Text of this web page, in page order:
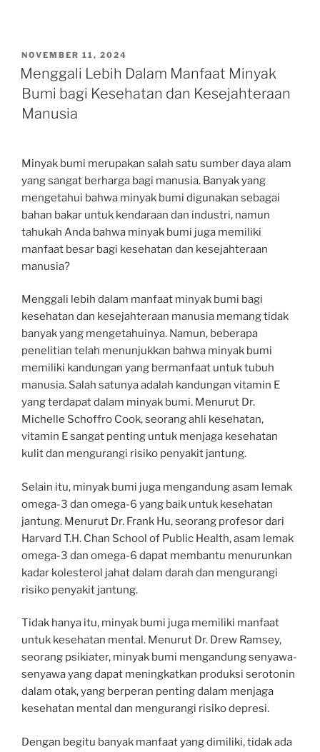
POSTED
ON
NOVEMBER 11, 2024
Menggali Lebih Dalam Manfaat Minyak
Bumi bagi Kesehatan dan Kesejahteraan
Manusia
Minyak bumi merupakan salah satu sumber daya alam
yang sangat berharga bagi manusia. Banyak yang
mengetahui bahwa minyak bumi digunakan sebagai
bahan bakar untuk kendaraan dan industri, namun
tahukah Anda bahwa minyak bumi juga memiliki
manfaat besar bagi kesehatan dan kesejahteraan
manusia?
Menggali lebih dalam manfaat minyak bumi bagi
kesehatan dan kesejahteraan manusia memang tidak
banyak yang mengetahuinya. Namun, beberapa
penelitian telah menunjukkan bahwa minyak bumi
memiliki kandungan yang bermanfaat untuk tubuh
manusia. Salah satunya adalah kandungan vitamin E
yang terdapat dalam minyak bumi. Menurut Dr.
Michelle Schoffro Cook, seorang ahli kesehatan,
vitamin E sangat penting untuk menjaga kesehatan
kulit dan mengurangi risiko penyakit jantung.
Selain itu, minyak bumi juga mengandung asam lemak
omega-3 dan omega-6 yang baik untuk kesehatan
jantung. Menurut Dr. Frank Hu, seorang profesor dari
Harvard T.H. Chan School of Public Health, asam lemak
omega-3 dan omega-6 dapat membantu menurunkan
kadar kolesterol jahat dalam darah dan mengurangi
risiko penyakit jantung.
Tidak hanya itu, minyak bumi juga memiliki manfaat
untuk kesehatan mental. Menurut Dr. Drew Ramsey,
seorang psikiater, minyak bumi mengandung senyawa-
senyawa yang dapat meningkatkan produksi serotonin
dalam otak, yang berperan penting dalam menjaga
kesehatan mental dan mengurangi risiko depresi.
Dengan begitu banyak manfaat yang dimiliki, tidak ada